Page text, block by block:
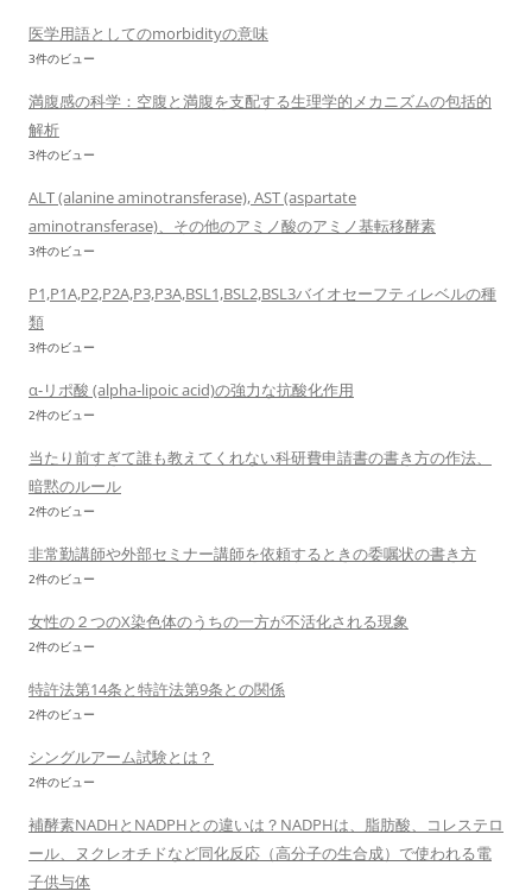
医学用語としてのmorbidityの意味
3件のビュー
満腹感の科学：空腹と満腹を支配する生理学的メカニズムの包括的
解析
3件のビュー
ALT (alanine aminotransferase), AST (aspartate
aminotransferase)、その他のアミノ酸のアミノ基転移酵素
3件のビュー
P1,P1A,P2,P2A,P3,P3A,BSL1,BSL2,BSL3バイオセーフティレベルの種
類
3件のビュー
α-リポ酸 (alpha-lipoic acid)の強力な抗酸化作用
2件のビュー
当たり前すぎて誰も教えてくれない科研費申請書の書き方の作法、
暗黙のルール
2件のビュー
非常勤講師や外部セミナー講師を依頼するときの委嘱状の書き方
2件のビュー
女性の２つのX染色体のうちの一方が不活化される現象
2件のビュー
特許法第14条と特許法第9条との関係
2件のビュー
シングルアーム試験とは？
2件のビュー
補酵素NADHとNADPHとの違いは？NADPHは、脂肪酸、コレステロ
ール、ヌクレオチドなど同化反応（高分子の生合成）で使われる電
子供与体